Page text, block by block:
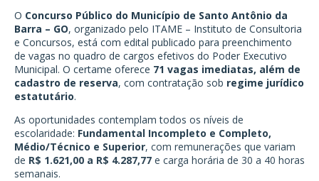
O Concurso Público do Município de Santo Antônio da
Barra – GO, organizado pelo ITAME – Instituto de Consultoria
e Concursos, está com edital publicado para preenchimento
de vagas no quadro de cargos efetivos do Poder Executivo
Municipal. O certame oferece 71 vagas imediatas, além de
cadastro de reserva, com contratação sob regime jurídico
estatutário.
As oportunidades contemplam todos os níveis de
escolaridade: Fundamental Incompleto e Completo,
Médio/Técnico e Superior, com remunerações que variam
de R$ 1.621,00 a R$ 4.287,77 e carga horária de 30 a 40 horas
semanais.